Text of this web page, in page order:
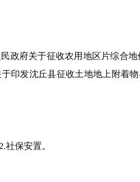
府关于征收农用地区片综合地
印发沈丘县征收土地地上附着
保安置。